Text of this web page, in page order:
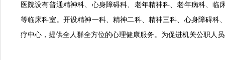
医院设有普通精神科、心身障碍科、老年精神科、老年病科、
等临床科室。开设精神一科、精神二科、精神三科、心身障碍
疗中心，提供全人群全方位的心理健康服务。为促进机关公职人